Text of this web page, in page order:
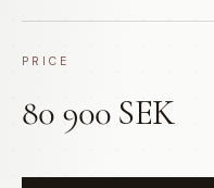
PRICE
80 900 SEK